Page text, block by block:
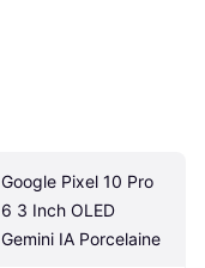
Google Pixel 10 Pro
6 3 Inch OLED
Gemini IA Porcelaine